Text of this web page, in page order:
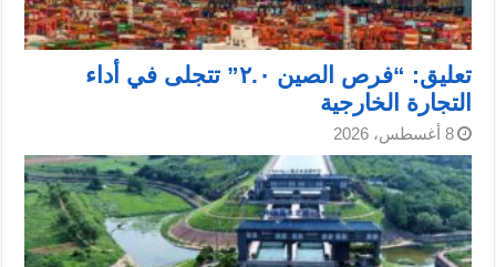
تعليق: “فرص الصين ٢.٠” تتجلى في أداء
التجارة الخارجية
8 أغسطس، 2026